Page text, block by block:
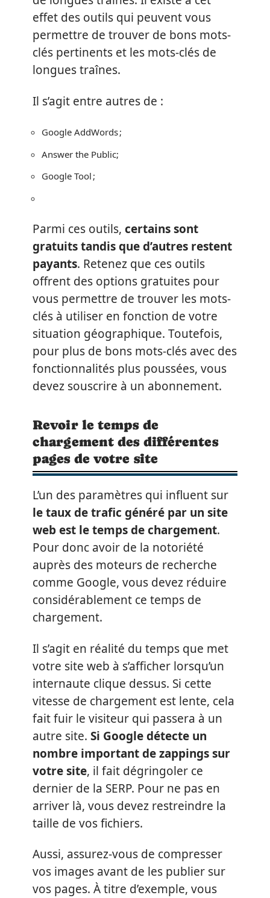
effet des outils qui peuvent vous
permettre de trouver de bons mots-
clés pertinents et les mots-clés de
longues traînes.
Il s’agit entre autres de :
Google AddWords ;
Answer the Public;
Google Tool ;
Parmi ces outils, certains sont
gratuits tandis que d’autres restent
payants. Retenez que ces outils
offrent des options gratuites pour
vous permettre de trouver les mots-
clés à utiliser en fonction de votre
situation géographique. Toutefois,
pour plus de bons mots-clés avec des
fonctionnalités plus poussées, vous
devez souscrire à un abonnement.
Revoir le temps de
chargement des différentes
pages de votre site
L’un des paramètres qui influent sur
le taux de trafic généré par un site
web est le temps de chargement.
Pour donc avoir de la notoriété
auprès des moteurs de recherche
comme Google, vous devez réduire
considérablement ce temps de
chargement.
Il s’agit en réalité du temps que met
votre site web à s’afficher lorsqu’un
internaute clique dessus. Si cette
vitesse de chargement est lente, cela
fait fuir le visiteur qui passera à un
autre site. Si Google détecte un
nombre important de zappings sur
votre site, il fait dégringoler ce
dernier de la SERP. Pour ne pas en
arriver là, vous devez restreindre la
taille de vos fichiers.
Aussi, assurez-vous de compresser
vos images avant de les publier sur
vos pages. À titre d’exemple, vous